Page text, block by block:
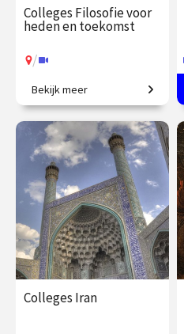
Colleges Filosofie voor
heden en toekomst
/
Wat betekent ethische
verantwoordelijkheid in een
tijd van technologische
innovatie?
€ 345.00
vanaf 22
sep.
/ Op locatie of online
Bekijk meer
Colleges Iran